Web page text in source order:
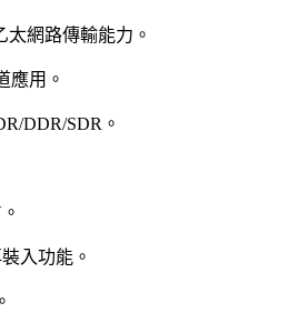
太網路傳輸能力。
應用。
DDR/SDR。
入功能。